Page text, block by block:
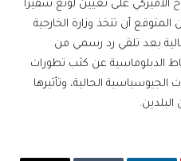
على تعيين لونغ سفيراً
أن تتخذ وزارة الخارجية
بعد تلقي رد رسمي من
الدبلوماسية عن كثب تطورات
الحالية، وتأثيرها
البلدين.